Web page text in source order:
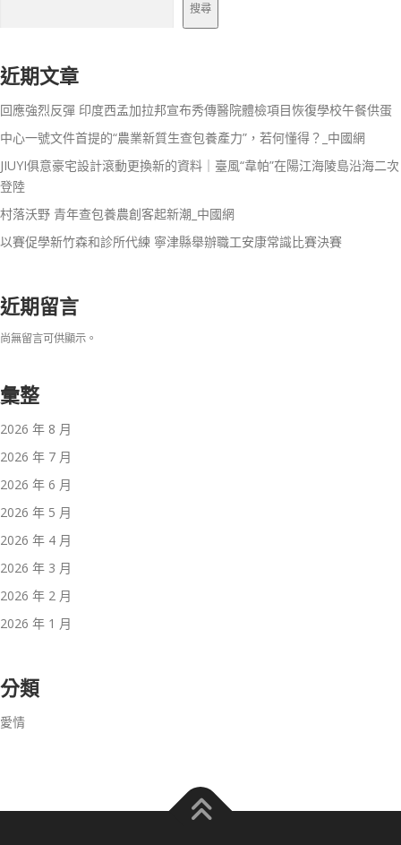
搜尋
近期文章
回應強烈反彈 印度西孟加拉邦宣布秀傳醫院體檢項目恢復學校午餐供蛋
中心一號文件首提的“農業新質生查包養產力”，若何懂得？_中國網
JIUYI俱意豪宅設計滾動更換新的資料｜臺風“韋帕”在陽江海陵島沿海二次
登陸
村落沃野 青年查包養農創客起新潮_中國網
以賽促學新竹森和診所代練 寧津縣舉辦職工安康常識比賽決賽
近期留言
尚無留言可供顯示。
彙整
2026 年 8 月
2026 年 7 月
2026 年 6 月
2026 年 5 月
2026 年 4 月
2026 年 3 月
2026 年 2 月
2026 年 1 月
分類
愛情